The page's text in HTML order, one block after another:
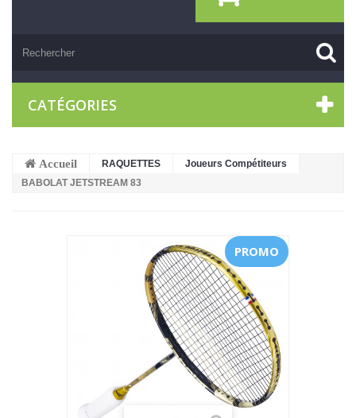
CATÉGORIES
Accueil RAQUETTES
Joueurs Compétiteurs
BABOLAT JETSTREAM 83
PROMO